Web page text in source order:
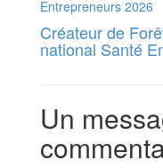
Créateur de
national Santé
Un